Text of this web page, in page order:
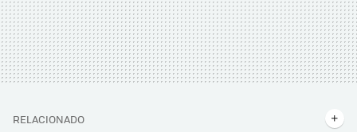
RELACIONADO